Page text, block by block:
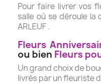
Pour faire livrer vos
salle où se déroule
ARLEUF .
Fleurs
ou bien Fleurs
Un grand choix de
livrés par un fleuriste